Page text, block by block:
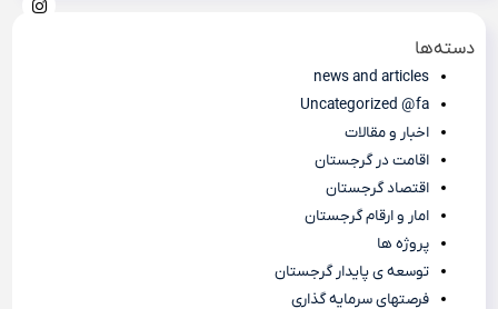
دسته‌ها
news and articles
Uncategorized @fa
اخبار و مقالات
اقامت در گرجستان
اقتصاد گرجستان
امار و ارقام گرجستان
پروژه ها
توسعه ی پایدار گرجستان
فرصتهای سرمایه گذاری